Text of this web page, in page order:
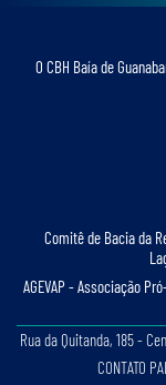
O CBH Baía de
Comitê de Bacia da
AGEVAP - Associação
Rua da Quitanda, 185 -
CONTATO